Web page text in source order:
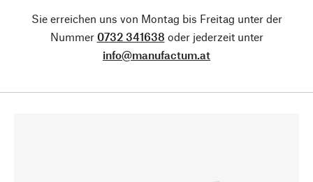
Sie erreichen uns von Montag bis Freitag unter der
Nummer 0732 341638 oder jederzeit unter
info@manufactum.at